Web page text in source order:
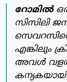
റോമില്‍
സിസിലി
എങ്കിലും
അവള്‍